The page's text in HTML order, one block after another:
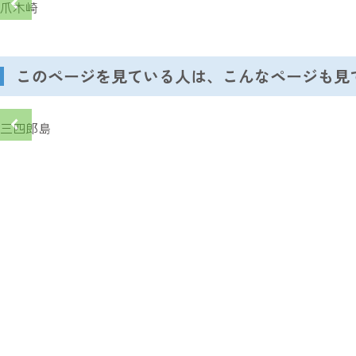
爪木崎
このページを見ている人は、こんなページも見
三四郎島